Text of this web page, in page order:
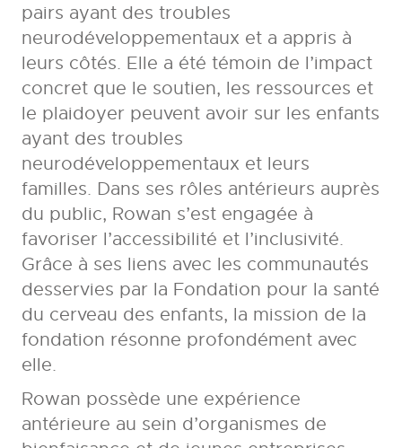
pairs ayant des troubles
neurodéveloppementaux et a appris à
leurs côtés. Elle a été témoin de l’impact
concret que le soutien, les ressources et
le plaidoyer peuvent avoir sur les enfants
ayant des troubles
neurodéveloppementaux et leurs
familles. Dans ses rôles antérieurs auprès
du public, Rowan s’est engagée à
favoriser l’accessibilité et l’inclusivité.
Grâce à ses liens avec les communautés
desservies par la Fondation pour la santé
du cerveau des enfants, la mission de la
fondation résonne profondément avec
elle.
Rowan possède une expérience
antérieure au sein d’organismes de